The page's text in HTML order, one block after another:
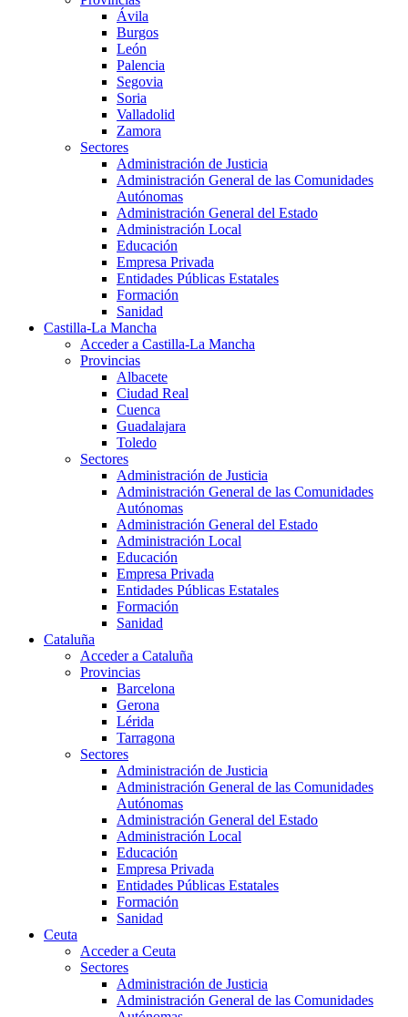
Ávila
Burgos
León
Palencia
Segovia
Soria
Valladolid
Zamora
Sectores
Administración de Justicia
Administración General de las Comunidades
Autónomas
Administración General del Estado
Administración Local
Educación
Empresa Privada
Entidades Públicas Estatales
Formación
Sanidad
Castilla-La Mancha
Acceder a Castilla-La Mancha
Provincias
Albacete
Ciudad Real
Cuenca
Guadalajara
Toledo
Sectores
Administración de Justicia
Administración General de las Comunidades
Autónomas
Administración General del Estado
Administración Local
Educación
Empresa Privada
Entidades Públicas Estatales
Formación
Sanidad
Cataluña
Acceder a Cataluña
Provincias
Barcelona
Gerona
Lérida
Tarragona
Sectores
Administración de Justicia
Administración General de las Comunidades
Autónomas
Administración General del Estado
Administración Local
Educación
Empresa Privada
Entidades Públicas Estatales
Formación
Sanidad
Ceuta
Acceder a Ceuta
Sectores
Administración de Justicia
Administración General de las Comunidades